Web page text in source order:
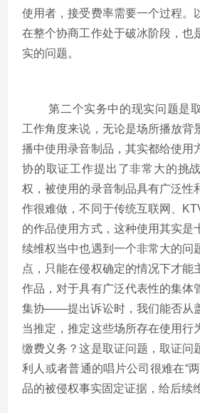
使用者，接受费率需要一个过程。
在整个协商工作处于破冰阶段，也
实的问题。
第二个实务中的现实问题是
工作角度来说，无论是场所播放背
播中使用录音制品，其实都给使用
协的取证工作提出了非常大的挑
权，被使用的录音制品具有广泛性
作很难做，不同于传统互联网、
的作品使用方式，这种使用其实是
续维权当中也遇到一个非常大的问
点，只能在侵权确定的情况下才能
作品，对于具有广泛代表性的集
集协——提出诉讼时，我们能否从
当推定，推定这些场所存在使用行
缴费义务？这是取证问题，取证问
利人或者普通的唱片公司很难在“
品的被侵权事实固定证据，给后续